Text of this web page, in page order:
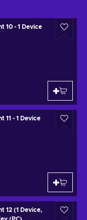
10 - 1 Device
11 - 1 Device
12 (1 Device,
(PC)